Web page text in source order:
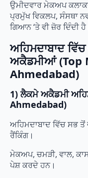
ਉਮੀਦਵਾਰ ਮੇਕਅਪ
ਪ੍ਰਮੁੱਖ ਵਿਕਲਪ, ਸੰਸਥਾ
ਗਿਆਨ ‘ਤੇ ਵੀ ਜ਼ੋਰ ਦਿੰਦੀ
ਅਹਿਮਦਾਬਾਦ
ਅਕੈਡਮੀਆਂ (Top
Ahmedabad)
1) ਲੈਕਮੇ ਅਕੈਡਮੀ
Ahmedabad)
ਅਹਿਮਦਾਬਾਦ ਵਿੱਚ ਸਭ
ਰੈਂਕਿੰਗ।
ਮੇਕਅਪ, ਚਮੜੀ, ਵਾਲ,
ਪੇਸ਼ ਕਰਦੇ ਹਨ।